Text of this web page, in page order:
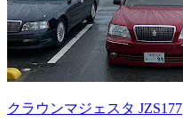
クラウンマジェスタ JZS177